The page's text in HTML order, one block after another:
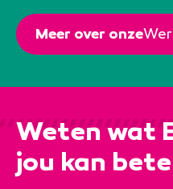
Meer over onze
Weten wat
jou kan